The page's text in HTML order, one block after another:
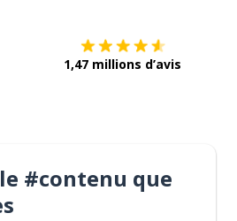
1,47 millions d’avis
#contenu que